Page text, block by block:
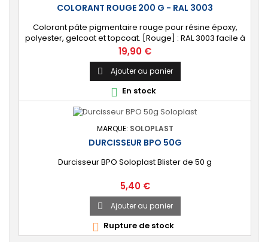
COLORANT ROUGE 200 G - RAL 3003
Colorant pâte pigmentaire rouge pour résine époxy,
polyester, gelcoat et topcoat. [Rouge] : RAL 3003 facile à
mélanger.
Prix
19,90 €
 Ajouter au panier
 En stock
MARQUE: SOLOPLAST
DURCISSEUR BPO 50G
Durcisseur BPO Soloplast Blister de 50 g
Prix
5,40 €
 Ajouter au panier
 Rupture de stock